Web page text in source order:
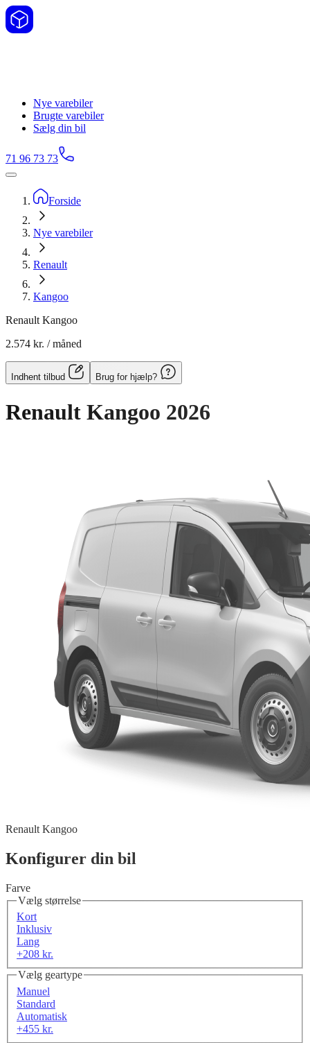
Nye varebiler
Brugte varebiler
Sælg din bil
71 96 73 73
Forside
Nye varebiler
Renault
Kangoo
Renault Kangoo
2.574 kr. / måned
Indhent tilbud Brug for hjælp?
Renault Kangoo 2026
Renault Kangoo
Konfigurer din bil
Farve
Vælg størrelse
Kort
Inklusiv
Lang
+208 kr.
Vælg geartype
Manuel
Standard
Automatisk
+455 kr.